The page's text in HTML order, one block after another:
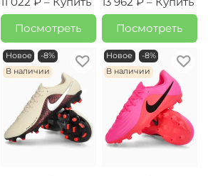
Посмотреть
Посмотреть
Новое
-8%
В наличии
Новое
-8%
В наличии